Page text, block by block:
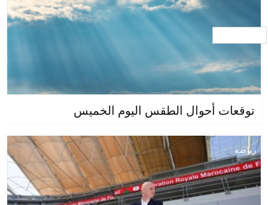
توقعات أحوال الطقس اليوم الخميس
رياضة